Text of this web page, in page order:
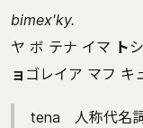
bimex'ky.
ヤ ボ テナ イマ ト
ョ ゴレイア マフ キ
tena 人称代名